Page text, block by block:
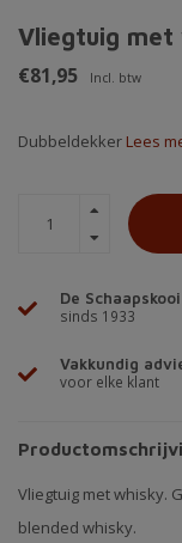
Vliegtuig met
€81,95 Incl. btw
Dubbeldekker Lees
De Schaapskooi
sinds 1933
Vakkundig
voor elke klant
Vliegtuig met whisky.
blended whisky.